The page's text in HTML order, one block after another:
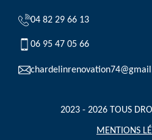
04 82 29 66 13
06 95 47 05 66
2023 - 2026 TOUS
MENTIONS